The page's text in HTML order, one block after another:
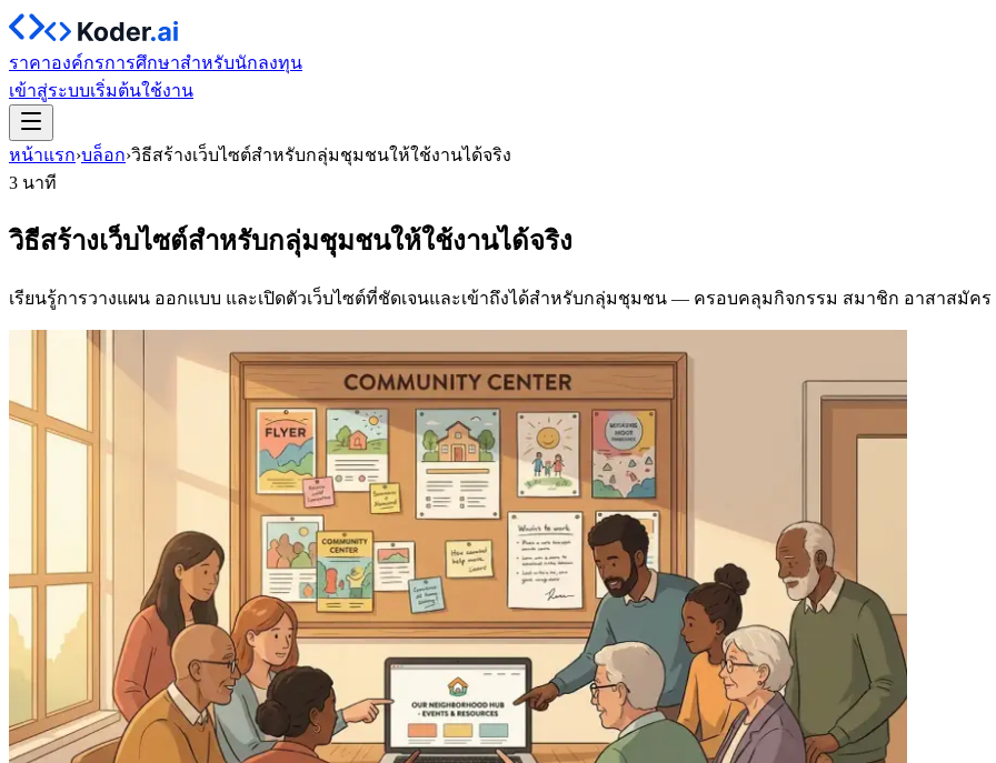
ราคาองค์กรการศึกษาสำหรับนักลงทุน
เข้าสู่ระบบเริ่มต้นใช้งาน
หน้าแรก›บล็อก›วิธีสร้างเว็บไซต์สำหรับกลุ่มชุมชนให้ใช้งานได้จริง
3 นาที
วิธีสร้างเว็บไซต์สำหรับกลุ่มชุมชนให้ใช้งานได้จริง
เรียนรู้การวางแผน ออกแบบ และเปิดตัวเว็บไซต์ที่ชัดเจนและเข้าถึงได้สำหรับกลุ่มชุมชน — ครอบคลุมกิจกรรม สมาชิก อาสาสมัคร